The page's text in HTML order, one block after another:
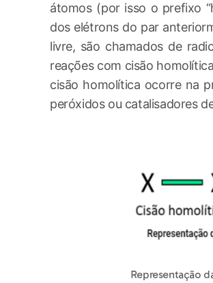
átomos (por isso o prefixo
dos elétrons do par
livre, são chamados de
reações com cisão
cisão homolítica ocorre na
peróxidos ou catalisadores
Representação